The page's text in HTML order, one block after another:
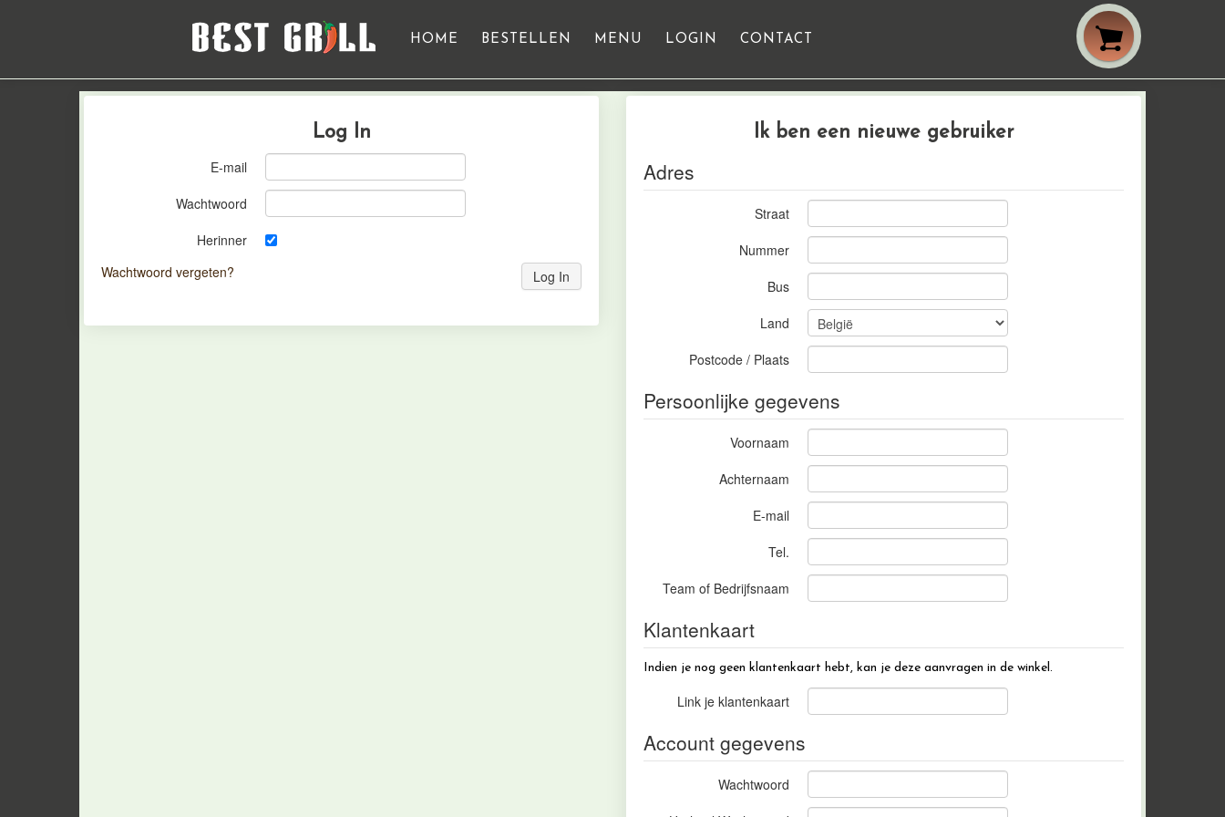
HOME BESTELLEN MENU LOGIN CONTACT
Log In
E-mail
Wachtwoord
Herinner
Wachtwoord vergeten?
Log In
Ik ben een nieuwe gebruiker
Adres
Straat
Nummer
Bus
Land
Postcode / Plaats
Persoonlijke gegevens
Voornaam
Achternaam
E-mail
Tel.
Team of Bedrijfsnaam
Klantenkaart
Indien je nog geen klantenkaart hebt, kan je deze aanvragen in de winkel.
Link je klantenkaart
Account gegevens
Wachtwoord